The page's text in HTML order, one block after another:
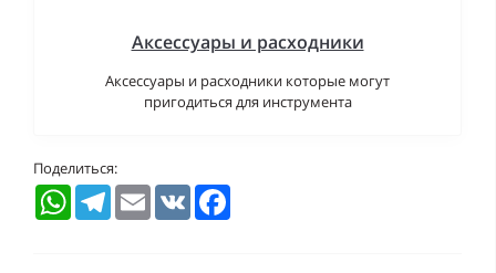
Аксессуары и расходники
Аксессуары и расходники которые могут
пригодиться для инструмента
Поделиться:
WhatsAppTelegramEmail VK